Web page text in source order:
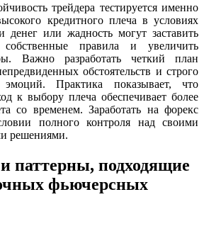
трейдера тестируется именно
кредитного плеча в условиях
денег или жадность могут заставить
правила и увеличить
Важно разработать четкий план
обстоятельств и строго
Практика показывает, что
к выбору плеча обеспечивает более
со временем. Заработать на форекс
полного контроля над своими
решениями.
паттерны, подходящие
фьючерсных